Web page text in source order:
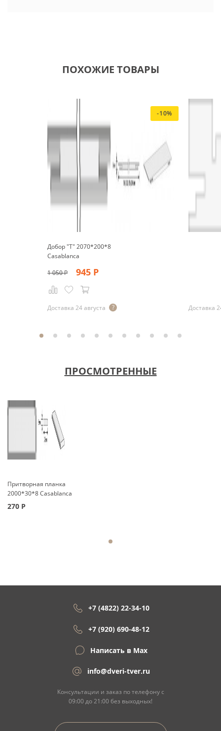
ПОХОЖИЕ ТОВАРЫ
-10%
Добор "Т" 2070*200*8
Casablanca
1 050Р 945 Р
Доставка 24 августа Доставка
ПРОСМОТРЕННЫЕ
Притворная планка
2000*30*8 Casablanca
270 Р
+7 (4822) 22-34-10
+7 (920) 690-48-12
Написать в Max
info@dveri-tver.ru
Консультации и заказ по телефону с
09:00 до 21:00 без выходных!